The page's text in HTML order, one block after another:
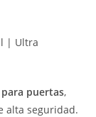
| Ultra
para puertas,
alta seguridad.